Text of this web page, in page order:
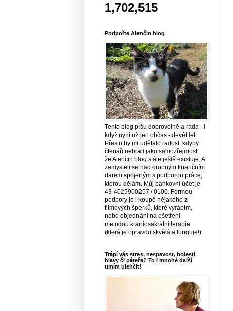
1,702,515
Podpořte Alenčin blog
Tento blog píšu dobrovolně a ráda - i
když nyní už jen občas - devět let.
Přesto by mi udělalo radost, kdyby
čtenáři nebrali jako samozřejmost,
že Alenčin blog stále ještě existuje. A
zamysleli se nad drobným finančním
darem spojeným s podporou práce,
kterou dělám. Můj bankovní účet je
43-4025900257 / 0100. Formou
podpory je i koupě nějakého z
filmových šperků, které vyrábím,
nebo objednání na ošetření
metodou kraniosakrální terapie
(která je opravdu skvělá a funguje!).
Trápí vás stres, nespavost, bolesti
hlavy či páteře? To i mnohé další
umím ulehčit!